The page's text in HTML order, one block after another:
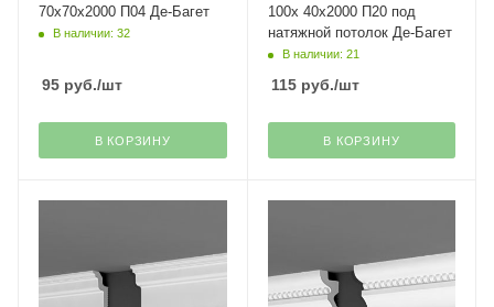
70х70х2000 П04 Де-Багет
В наличии: 32
95 руб./шт
В КОРЗИНУ
100х 40х2000 П20 под
натяжной потолок Де-Багет
В наличии: 21
115руб./шт
В КОРЗИНУ